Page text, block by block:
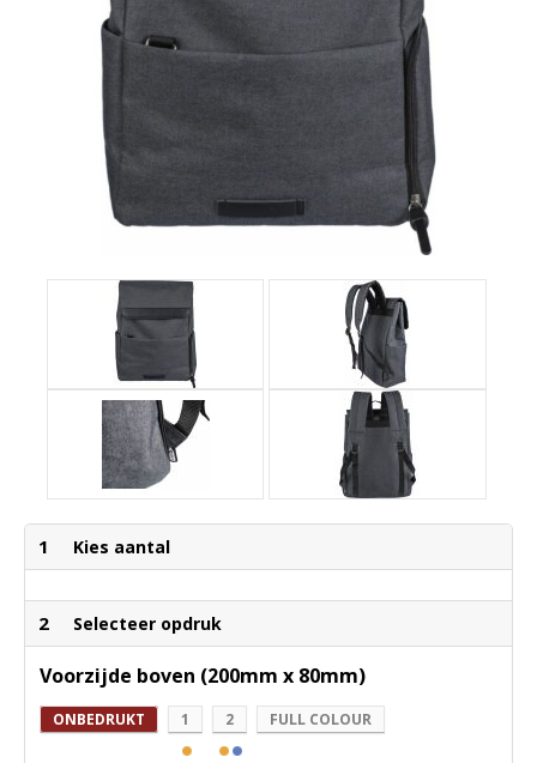
1 Kies aantal
2 Selecteer opdruk
Voorzijde boven (200mm x 80mm)
ONBEDRUKT 1 2 FULL COLOUR